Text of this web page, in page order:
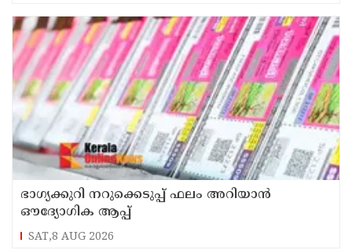
ഭാഗ്യക്കുറി നറുക്കെടുപ്പ് ഫലം അറിയാൻ
ഔദ്യോഗിക ആപ്പ്
SAT,8 AUG 2026